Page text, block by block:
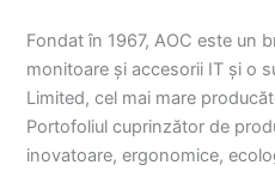
Fondat în 1967, AOC este un
monitoare și accesorii IT și o
Limited, cel mai mare
Portofoliul cuprinzător de
inovatoare, ergonomice,